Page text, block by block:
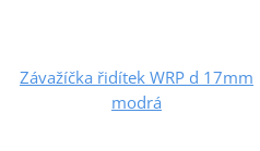
Závažíčka řidítek WRP d 17mm
modrá